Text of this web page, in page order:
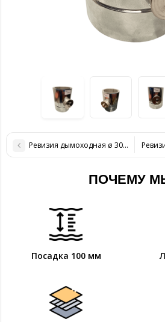
Ревизия дымоходная ø 300/360 н/оц
ПОЧЕМУ
Посадка 100 мм